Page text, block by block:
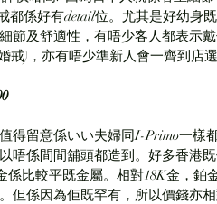
都係好有detail位。尤其是好幼身
節及舒適性，有唔少客人都表示
戒)，亦有唔少準新人會一齊到店
得留意係いい夫婦同I-Primo一樣
唔係間間舖頭都造到。好多香港
係比較平既金屬。相對18K金，
但係因為佢既罕有，所以價錢亦